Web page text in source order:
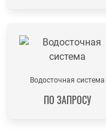
Водосточная система
ПО ЗАПРОСУ